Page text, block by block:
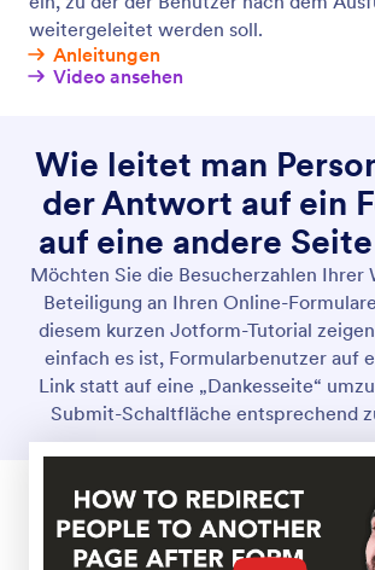
Benachrichtigungs-E-Mails
Lassen Sie sich sofort über
benachrichtigen, damit Sie ohne
Antworten reagieren können. Erstellen
fortschrittliche Online-Formulare mit
lassen Sie sich bei jeder neuen
benachrichtigen.